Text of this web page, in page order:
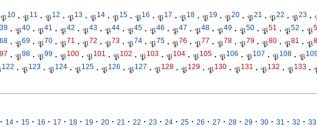
𝔓10 · 𝔓11 · 𝔓12 · 𝔓13 · 𝔓14 · 𝔓15 · 𝔓16 · 𝔓17 · 𝔓18 · 𝔓19 · 𝔓20 · 𝔓21 · 𝔓22 · 𝔓23 ·
39 · 𝔓40 · 𝔓41 · 𝔓42 · 𝔓43 · 𝔓44 · 𝔓45 · 𝔓46 · 𝔓47 · 𝔓48 · 𝔓49 · 𝔓50 · 𝔓51 · 𝔓52 · 𝔓
68 · 𝔓69 · 𝔓70 · 𝔓71 · 𝔓72 · 𝔓73 · 𝔓74 · 𝔓75 · 𝔓76 · 𝔓77 · 𝔓78 · 𝔓79 · 𝔓80 · 𝔓81 · 𝔓
97 · 𝔓98 · 𝔓99 · 𝔓100 · 𝔓101 · 𝔓102 · 𝔓103 · 𝔓104 · 𝔓105 · 𝔓106 · 𝔓107 · 𝔓108 · 𝔓
122 · 𝔓123 · 𝔓124 · 𝔓125 · 𝔓126 · 𝔓127 · 𝔓128 · 𝔓129 · 𝔓130 · 𝔓131 · 𝔓132 · 𝔓133 ·
· 14 · 15 · 16 · 17 · 18 · 19 · 20 · 21 · 22 · 23 · 24 · 25 · 26 · 27 · 28 · 29 · 30 · 31 · 32 · 33